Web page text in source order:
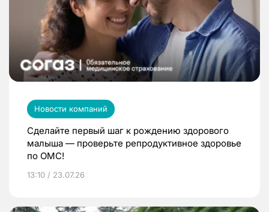
Новости компаний
Сделайте первый шаг к рождению здорового
малыша — проверьте репродуктивное здоровье
по ОМС!
13:10 / 23.07.26